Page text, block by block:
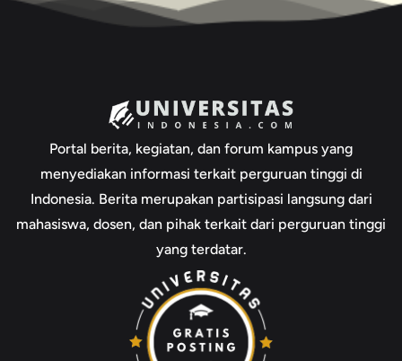
Portal berita, kegiatan, dan forum kampus yang
menyediakan informasi terkait perguruan tinggi di
Indonesia. Berita merupakan partisipasi langsung dari
mahasiswa, dosen, dan pihak terkait dari perguruan tinggi
yang terdatar.